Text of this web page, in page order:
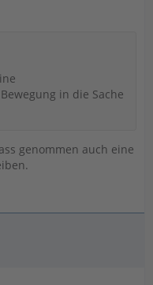
in die Sache
genommen auch eine